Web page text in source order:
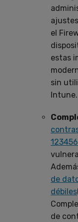
el
estas
sin
Intune.
123456
de
débiles
de